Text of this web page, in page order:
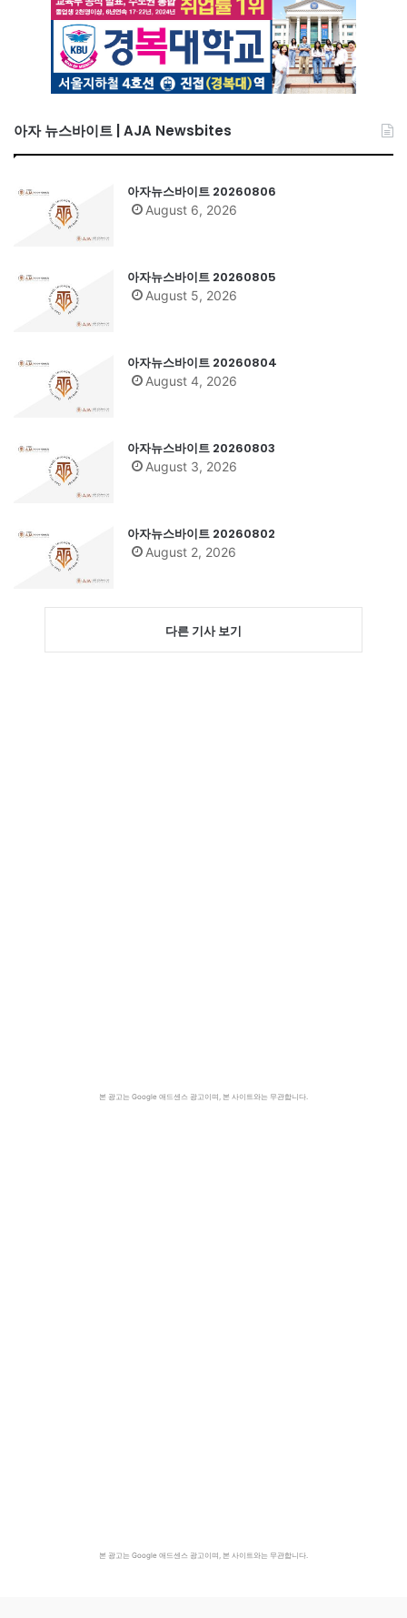
아자 뉴스바이트 | AJA Newsbites
아자뉴스바이트 20260806
August 6, 2026
아자뉴스바이트 20260805
August 5, 2026
아자뉴스바이트 20260804
August 4, 2026
아자뉴스바이트 20260803
August 3, 2026
아자뉴스바이트 20260802
August 2, 2026
다른 기사 보기
본 광고는 Google 애드센스 광고이며, 본 사이트와는 무관합니다.
본 광고는 Google 애드센스 광고이며, 본 사이트와는 무관합니다.